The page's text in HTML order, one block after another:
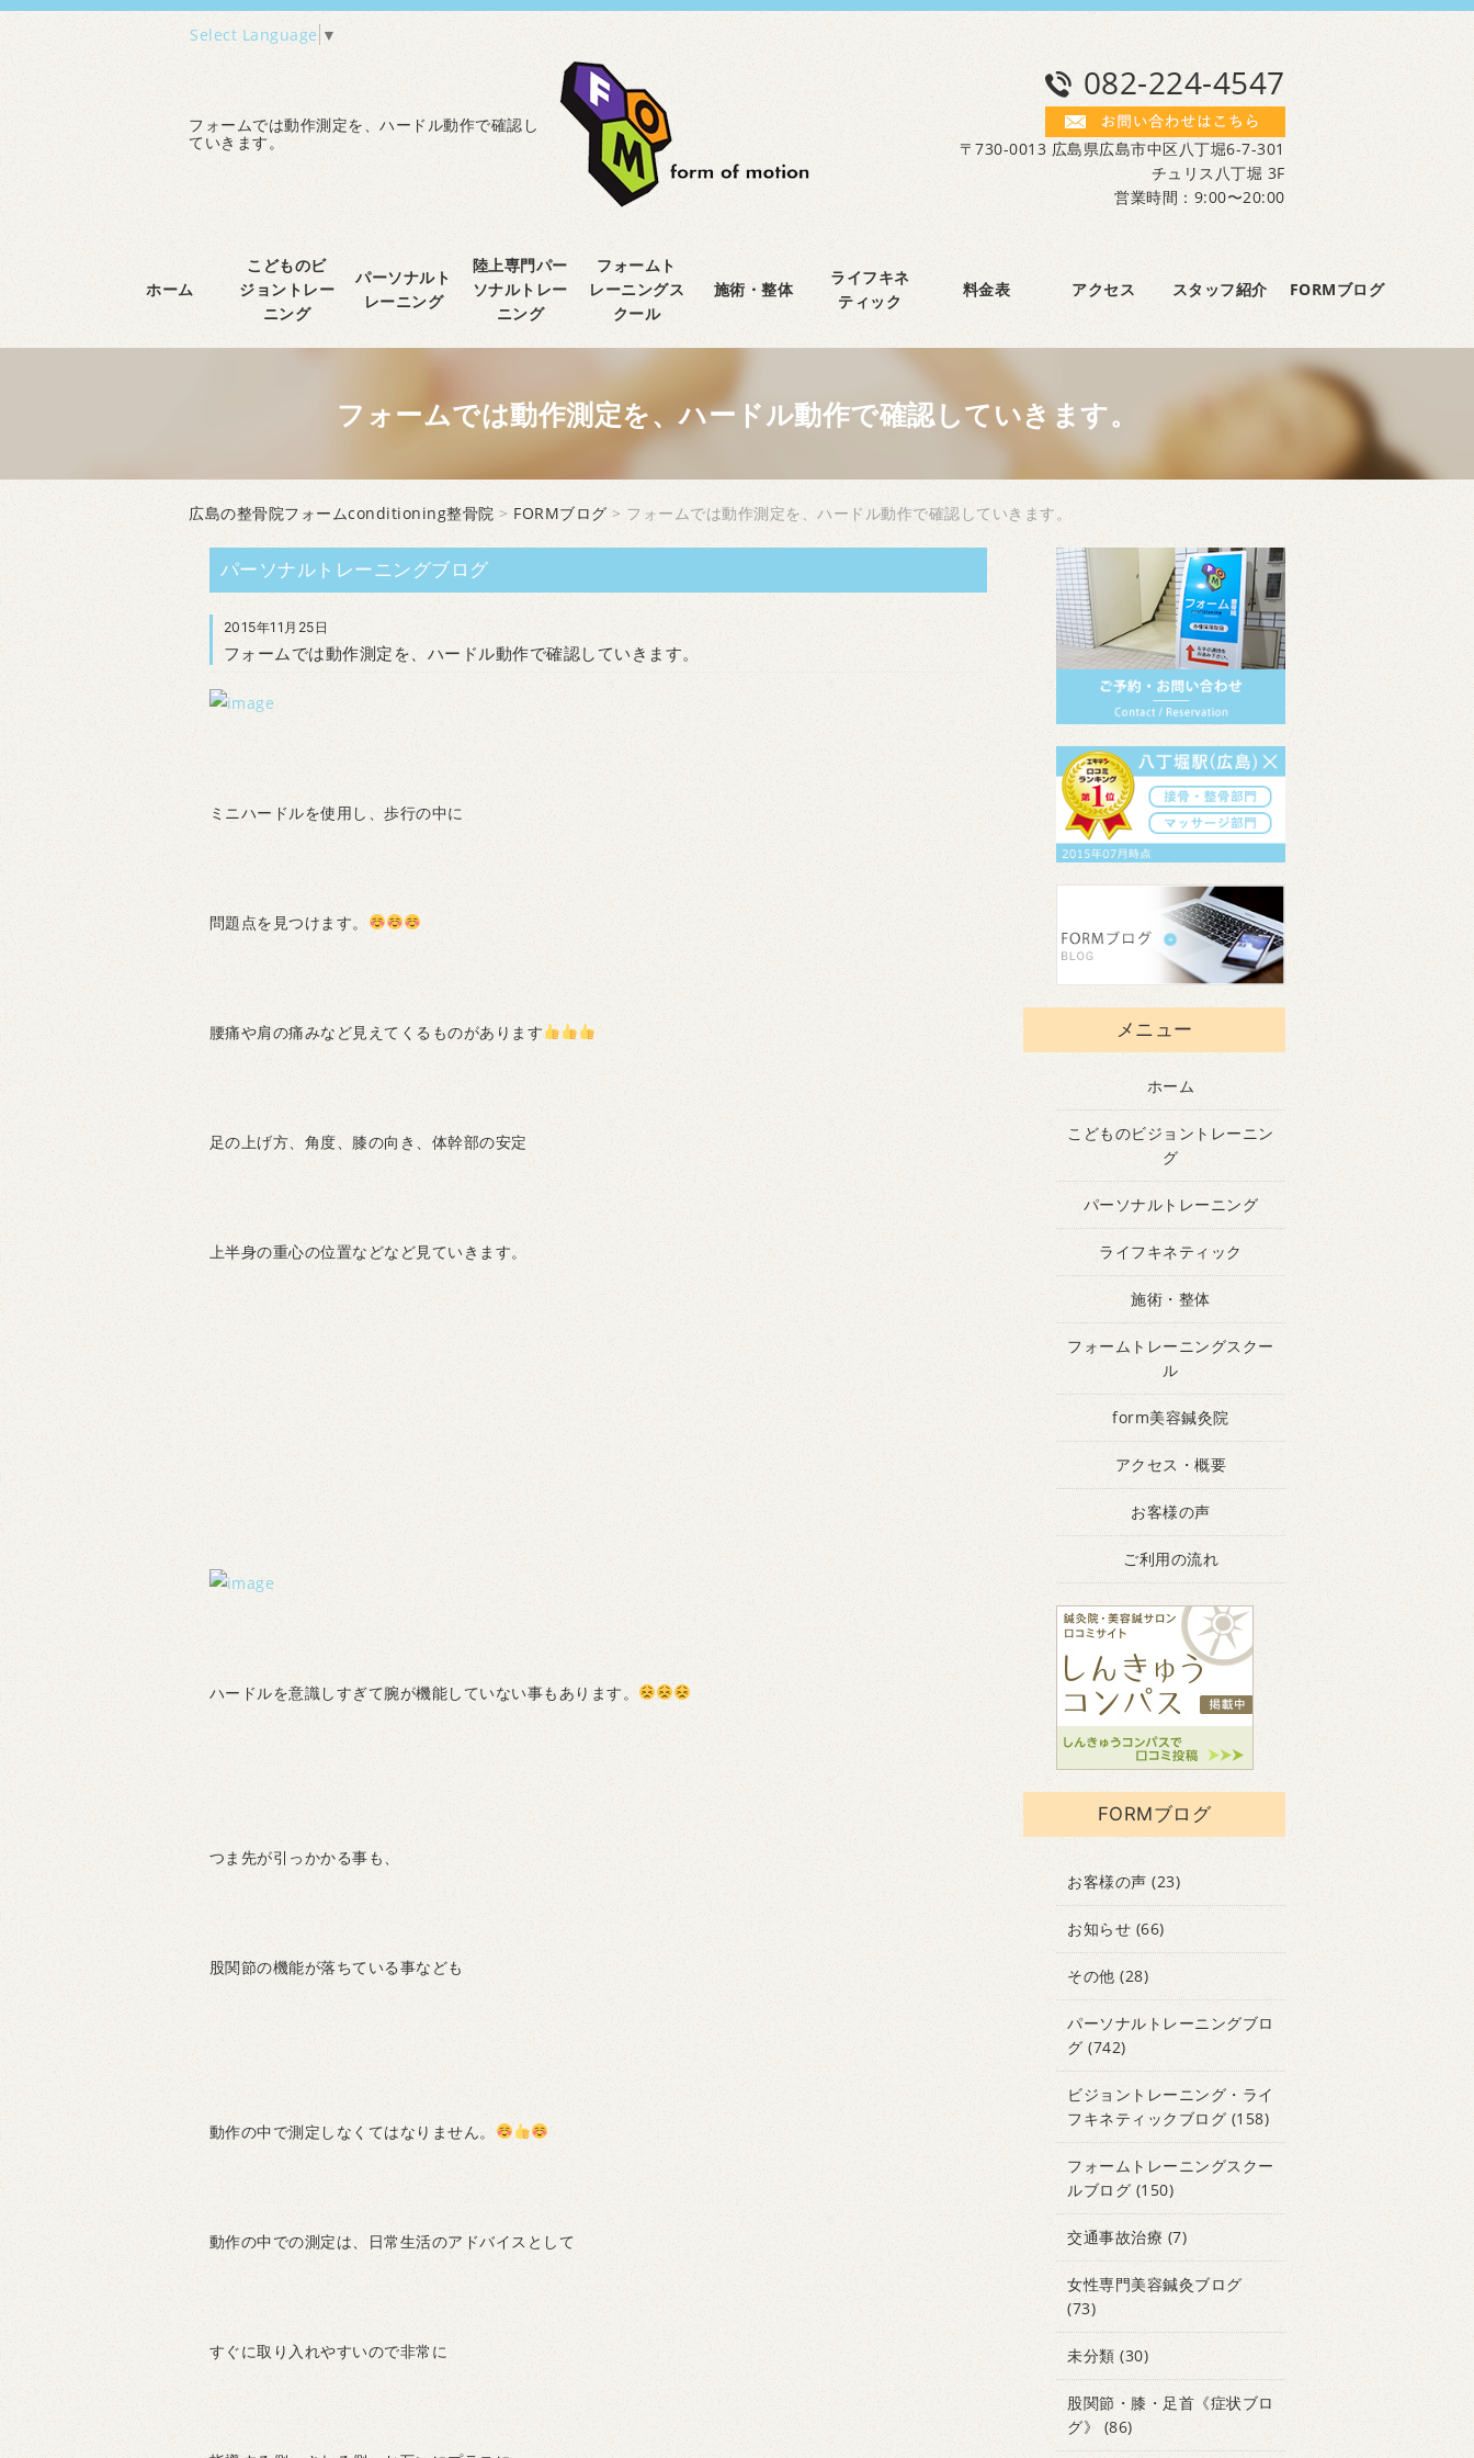
Select Language ▼
フォームでは動作測定を、ハードル動作で確認し
ていきます。
082-224-4547
〒730-0013 広島県広島市中区八丁堀6-7-301
チュリス八丁堀 3F
営業時間：9:00〜20:00
ホーム
こどものビ
ジョントレー
ニング
パーソナルト
レーニング
陸上専門パー
ソナルトレー
ニング
フォームト
レーニングス
クール
施術・整体
ライフキネ
ティック
料金表 アクセス スタッフ紹介 FORMブログ
フォームでは動作測定を、ハードル動作で確認していきます。
広島の整骨院フォームconditioning整骨院 > FORMブログ > フォームでは動作測定を、ハードル動作で確認していきます。
パーソナルトレーニングブログ
2015年11月25日
フォームでは動作測定を、ハードル動作で確認していきます。
ミニハードルを使用し、歩行の中に
問題点を見つけます。
腰痛や肩の痛みなど見えてくるものがあります
足の上げ方、角度、膝の向き、体幹部の安定
上半身の重心の位置などなど見ていきます。
ハードルを意識しすぎて腕が機能していない事もあります。
つま先が引っかかる事も、
股関節の機能が落ちている事なども
動作の中で測定しなくてはなりません。
動作の中での測定は、日常生活のアドバイスとして
すぐに取り入れやすいので非常に
メニュー
ホーム
こどものビジョントレーニン
グ
パーソナルトレーニング
ライフキネティック
施術・整体
フォームトレーニングスクー
ル
form美容鍼灸院
アクセス・概要
お客様の声
ご利用の流れ
FORMブログ
お客様の声 (23)
お知らせ (66)
その他 (28)
パーソナルトレーニングブロ
グ (742)
ビジョントレーニング・ライ
フキネティックブログ (158)
フォームトレーニングスクー
ルブログ(150)
交通事故治療 (7)
女性専門美容鍼灸ブログ
(73)
未分類 (30)
股関節・膝・足首《症状ブロ
グ》
(86)